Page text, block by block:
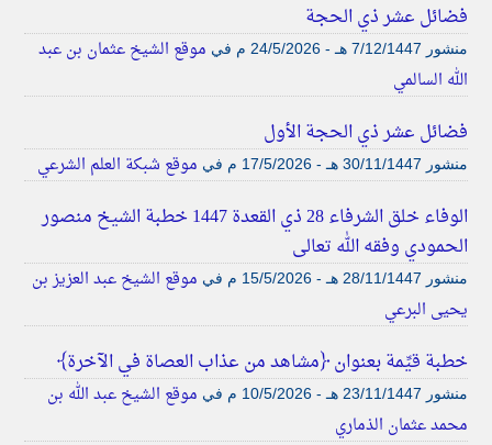
فضائل عشر ذي الحجة
منشور في موقع الشيخ عثمان بن عبد
الله السالمي
فضائل عشر ذي الحجة الأول
منشور في موقع شبكة العلم الشرعي
الوفاء خلق الشرفاء 28 ذي القعدة 1447 خطبة الشيخ منصور
الحمودي وفقه الله تعالى
منشور في موقع الشيخ عبد العزيز بن
يحيى البرعي
خطبة قيِّمة بعنوان ﴿مشاهد من عذاب العصاة في الآخرة﴾
منشور في موقع الشيخ عبد الله بن
محمد عثمان الذماري